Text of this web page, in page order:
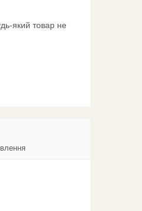
який товар не